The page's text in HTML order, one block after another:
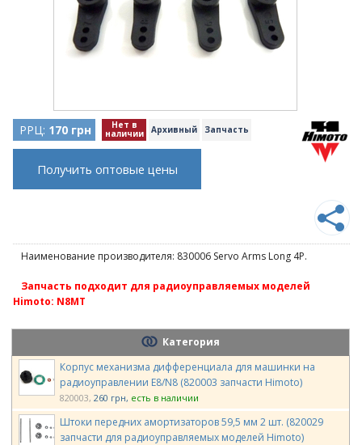
Стать партнером
РРЦ: 170 грн Нет в
наличии Архивный Запчасть
Получить оптовые цены
Наименование производителя: 830006 Servo Arms Long 4P.
Запчасть подходит для радиоуправляемых моделей
Himoto: N8MT
Категория
Корпус механизма дифференциала для машинки на
радиоуправлении E8/N8 (820003 запчасти Himoto)
820003 260 грн есть в наличии
Штоки передних амортизаторов 59,5 мм 2 шт. (820029
запчасти для радиоуправляемых моделей Himoto)